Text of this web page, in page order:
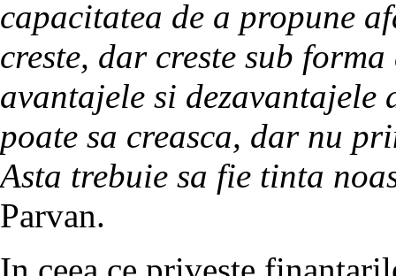
capacitatea de a propune
creste, dar creste sub
avantajele si dezavantajele
poate sa creasca, dar nu
Asta trebuie sa fie tinta
Parvan.